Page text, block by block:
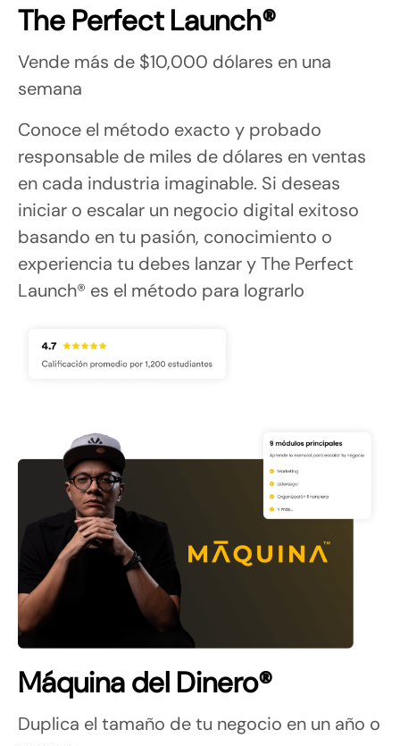
The Perfect Launch®
Vende más de $10,000 dólares en una
semana
Conoce el método exacto y probado
responsable de miles de dólares en ventas
en cada industria imaginable. Si deseas
iniciar o escalar un negocio digital exitoso
basando en tu pasión, conocimiento o
experiencia tu debes lanzar y The Perfect
Launch® es el método para lograrlo
Máquina del Dinero®
Duplica el tamaño de tu negocio en un año o